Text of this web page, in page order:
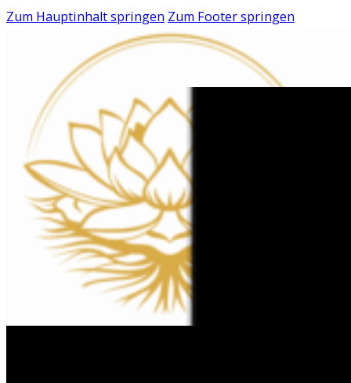
Zum Hauptinhalt springen Zum Footer springen